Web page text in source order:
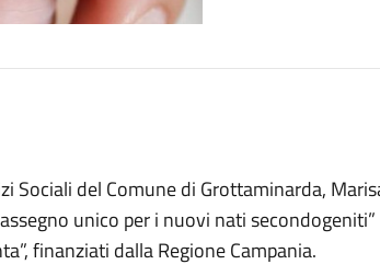
Sociali del Comune di Grottaminarda,
unico per i nuovi nati
finanziati dalla Regione Campania.